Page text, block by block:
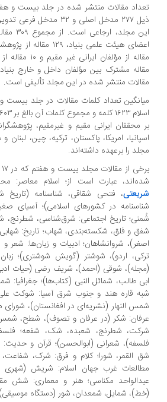
مقاله مشترک بین مؤلفان داخل و خارج
مقالات منتشر شده در این مجلد تألیفی است.
میانگین تعداد کلمات مقالات در جلد بیست
بر محققان ایرانی مقیم و غیرمقیم،
اسپانیا، امریکا، پاکستان، ترکیه، چین،
مجلد را برعهده داشته‏‌اند.
شده‌‏اند، عبارت است از؛ اسلام معاصر:
شریعتی، فتحی شقاقی، شناسنامه
شناسنامه در کشور‌های اسلامی)؛ آسیای
شُمنی؛ تاریخ اجتماعی: شرق‌شناسی، شطرنج،
شفق و فلق، شکسته‌بندی، شهاب؛ تاریخ:
اصغر)، شروانشاهان؛ ادبیات و زبان‌ها: شعر
ترکی، اردو)، شوشتر (گویش شوشتری)؛
(مجله)، شوقی (احمد)، شریف رضی (حیات
ابی طالب، شمائل النبی (کتاب‌ها)؛ جغرافیا:
شبه قاره هند و جنوب شرق آسیا: شوکت
شمس النهار (نشریه‌ای در افغانستان)،
عرفان: شکر (در عرفان و تصوف)، شطح،
شرکت، شطرنج، شعبده، شک، شفعه؛
فلسفه)، شعرانی (ابوالحسن)؛ قرآن و
شق القمر، شورا؛ کلام و فرق: شرک، شفاعت،
مطالعات غرب جهان اسلام: شریش (شهری
عبدالواحد مکناسی؛ هنر و معماری: شش
(خط)، شمایل، شمعدان، شور (دستگاه